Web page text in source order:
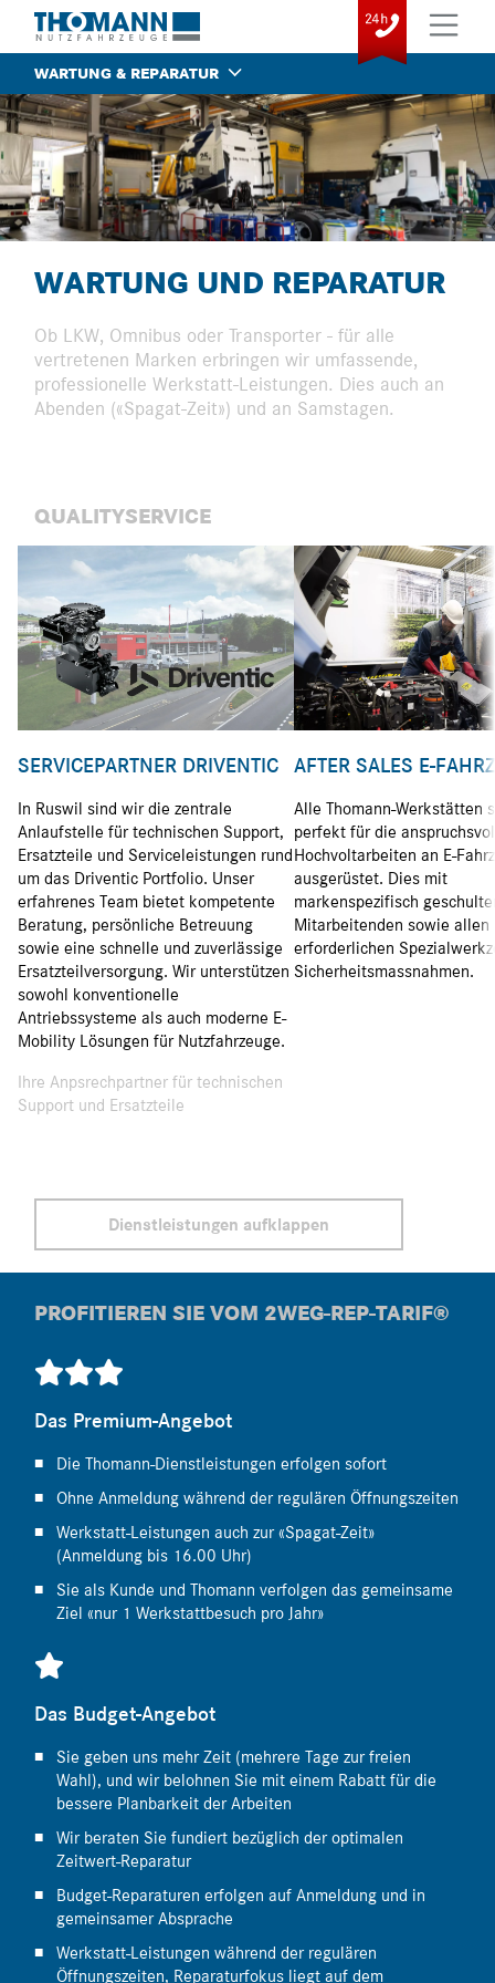
WARTUNG & REPARATUR
WARTUNG UND REPARATUR
Ob LKW, Omnibus oder Transporter - für alle
vertretenen Marken erbringen wir umfassende,
professionelle Werkstatt-Leistungen. Dies auch an
Abenden («Spagat-Zeit») und an Samstagen.
QUALITYSERVICE
SERVICEPARTNER DRIVENTIC
In Ruswil sind wir die zentrale
Anlaufstelle für technischen Support,
Ersatzteile und Serviceleistungen rund
um das Driventic Portfolio. Unser
erfahrenes Team bietet kompetente
Beratung, persönliche Betreuung
sowie eine schnelle und zuverlässige
Ersatzteilversorgung. Wir unterstützen
sowohl konventionelle
Antriebssysteme als auch moderne E-
Mobility Lösungen für Nutzfahrzeuge.
Ihre Anpsrechpartner für technischen
Support und Ersatzteile
AFTER SALES E-
Alle Thomann-Werkstätten
perfekt für die
Hochvoltarbeiten an E-
ausgerüstet. Dies mit
markenspezifisch
Mitarbeitenden sowie allen
erforderlichen
Sicherheitsmassnahmen.
Dienstleistungen aufklappen
PROFITIEREN SIE VOM 2WEG-REP-TARIF®
Das Premium-Angebot
Die Thomann-Dienstleistungen erfolgen sofort
Ohne Anmeldung während der regulären Öffnungszeiten
Werkstatt-Leistungen auch zur «Spagat-Zeit»
(Anmeldung bis 16.00 Uhr)
Sie als Kunde und Thomann verfolgen das gemeinsame
Ziel «nur 1 Werkstattbesuch pro Jahr»
Das Budget-Angebot
Sie geben uns mehr Zeit (mehrere Tage zur freien
Wahl), und wir belohnen Sie mit einem Rabatt für die
bessere Planbarkeit der Arbeiten
Wir beraten Sie fundiert bezüglich der optimalen
Zeitwert-Reparatur
Budget-Reparaturen erfolgen auf Anmeldung und in
gemeinsamer Absprache
Werkstatt-Leistungen während der regulären
Öffnungszeiten, Reparaturfokus liegt auf dem